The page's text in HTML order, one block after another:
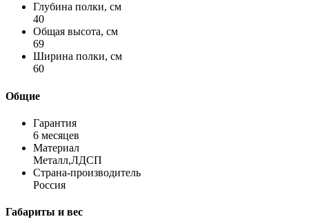
Глубина полки, см
40
Общая высота, см
69
Ширина полки, см
60
Общие
Гарантия
6 месяцев
Материал
Металл,ЛДСП
Страна-производитель
Россия
Габариты и вес